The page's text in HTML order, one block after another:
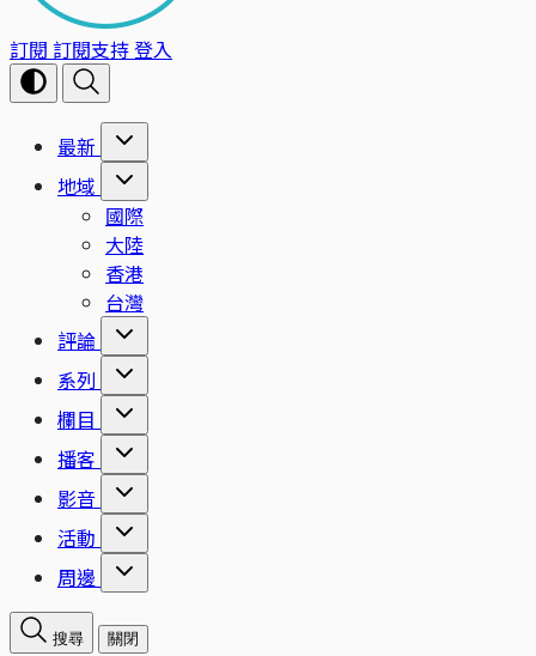
訂閱 訂閱支持登入
最新
地域
國際
大陸
香港
台灣
評論
系列
欄目
播客
影音
活動
周邊
搜尋 關閉